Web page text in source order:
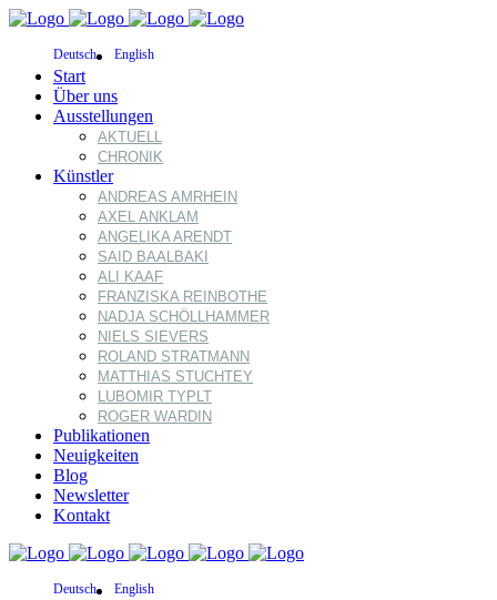
Deutsch English
Start
Über uns
Ausstellungen
AKTUELL
CHRONIK
Künstler
ANDREAS AMRHEIN
AXEL ANKLAM
ANGELIKA ARENDT
SAID BAALBAKI
ALI KAAF
FRANZISKA REINBOTHE
NADJA SCHÖLLHAMMER
NIELS SIEVERS
ROLAND STRATMANN
MATTHIAS STUCHTEY
LUBOMIR TYPLT
ROGER WARDIN
Publikationen
Neuigkeiten
Blog
Newsletter
Kontakt
Deutsch English